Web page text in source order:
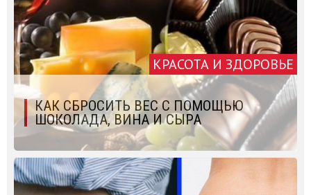
КРАСОТА И ЗДОРОВЬЕ
КАК СБРОСИТЬ ВЕС С ПОМОЩЬЮ
ШОКОЛАДА, ВИНА И СЫРА